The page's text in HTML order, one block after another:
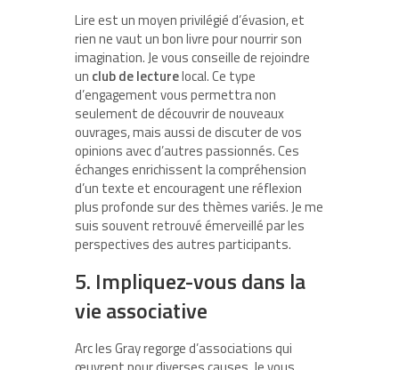
Lire est un moyen privilégié d’évasion, et
rien ne vaut un bon livre pour nourrir son
imagination. Je vous conseille de rejoindre
un club de lecturelocal. Ce type
d’engagement vous permettra non
seulement de découvrir de nouveaux
ouvrages, mais aussi de discuter de vos
opinions avec d’autres passionnés. Ces
échanges enrichissent la compréhension
d’un texte et encouragent une réflexion
plus profonde sur des thèmes variés. Je me
suis souvent retrouvé émerveillé par les
perspectives des autres participants.
5. Impliquez-vous dans la
vie associative
Arc les Gray regorge d’associations qui